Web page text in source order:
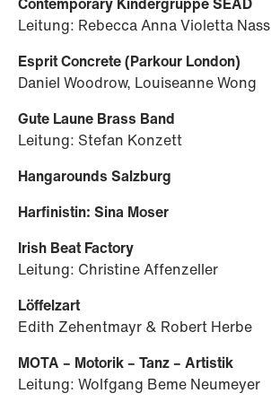
Leitung: Rebecca Anna Violetta Nass
Esprit Concrete (Parkour London)
Daniel Woodrow, Louiseanne Wong
Gute Laune Brass Band
Leitung: Stefan Konzett
Hangarounds Salzburg
Harfinistin: Sina Moser
Irish Beat Factory
Leitung: Christine Affenzeller
Löffelzart
Edith Zehentmayr & Robert Herbe
MOTA – Motorik – Tanz – Artistik
Leitung: Wolfgang Beme Neumeyer